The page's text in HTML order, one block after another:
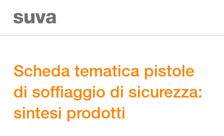
Scheda tematica pistole
di soffiaggio di sicurezza:
sintesi prodotti